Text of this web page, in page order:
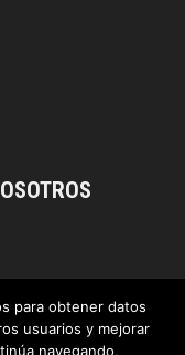
para obtener datos
usuarios y mejorar
navegando,